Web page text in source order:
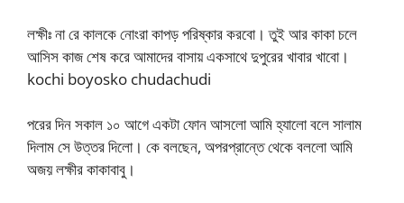
লক্ষীঃ না রে কালকে নোংরা কাপড় পরিষ্কার করবো। তুই আর কাকা চলে
আসিস কাজ শেষ করে আমাদের বাসায় একসাথে দুপুরের খাবার খাবো।
kochi boyosko chudachudi
পরের দিন সকাল ১০ আগে একটা ফোন আসলো আমি হ্যালো বলে সালাম
দিলাম সে উত্তর দিলো। কে বলছেন, অপরপ্রান্তে থেকে বললো আমি
অজয় লক্ষীর কাকাবাবু।